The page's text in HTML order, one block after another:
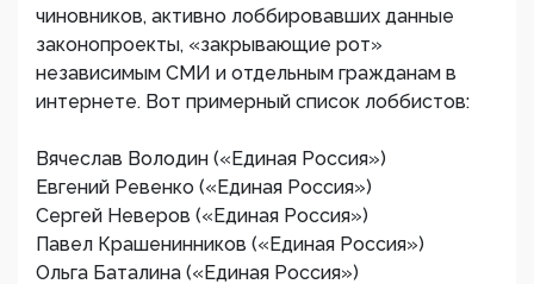
чиновников, активно лоббировавших данные
законопроекты, «закрывающие рот»
независимым СМИ и отдельным гражданам в
интернете. Вот примерный список лоббистов:
Вячеслав Володин («Единая Россия»)
Евгений Ревенко («Единая Россия»)
Сергей Неверов («Единая Россия»)
Павел Крашенинников («Единая Россия»)
Ольга Баталина («Единая Россия»)